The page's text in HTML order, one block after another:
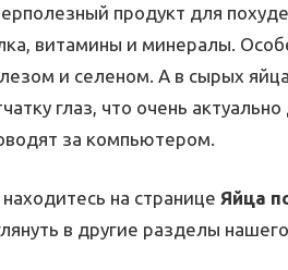
продукт для
витамины и минералы.
и селеном. А в сырых
глаз, что очень
за компьютером.
на странице Яйца
в другие разделы